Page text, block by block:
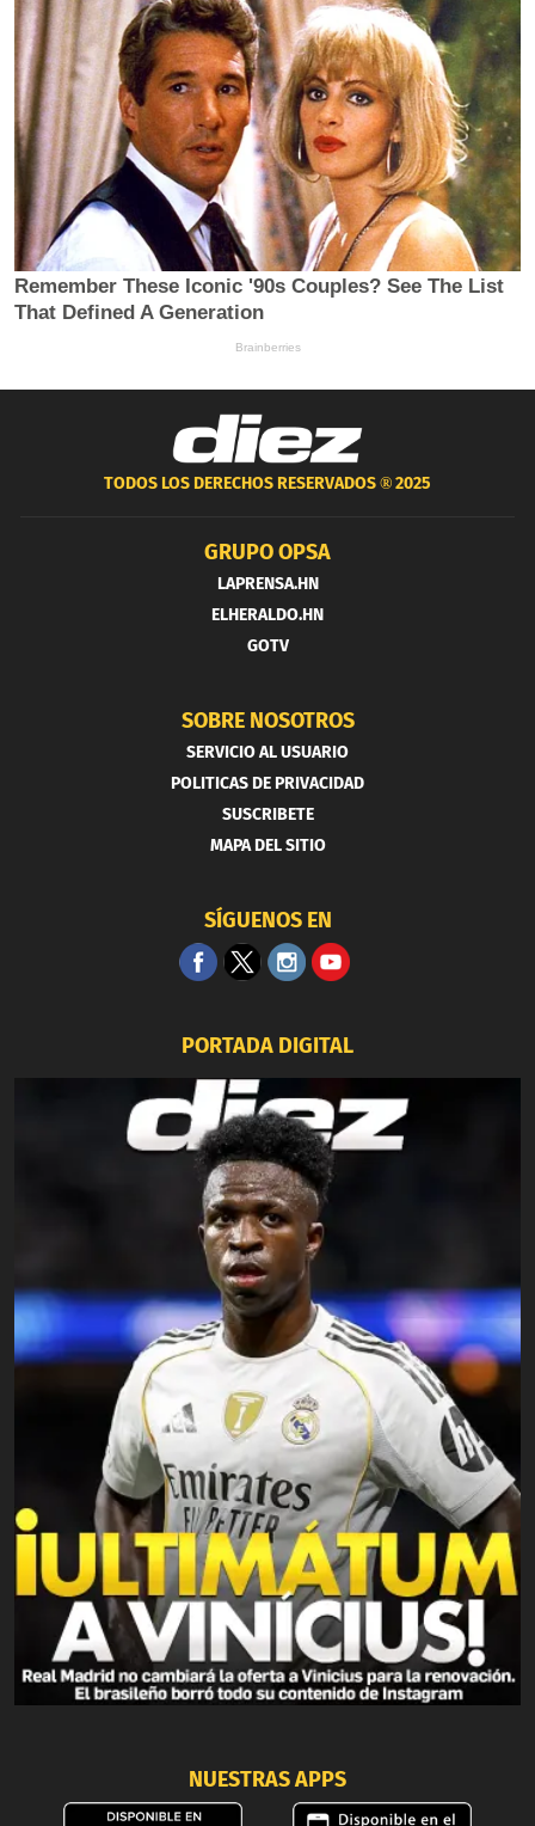
TODOS LOS DERECHOS RESERVADOS ®2025
GRUPO OPSA
LAPRENSA.HN
ELHERALDO.HN
GOTV
SOBRE NOSOTROS
SERVICIO AL USUARIO
POLITICAS DE PRIVACIDAD
SUSCRIBETE
MAPA DEL SITIO
SÍGUENOS EN
PORTADA DIGITAL
NUESTRAS APPS